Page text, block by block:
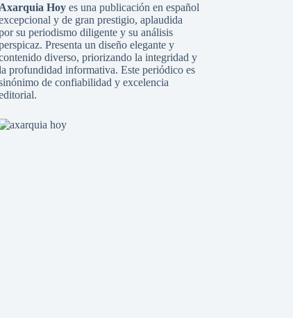
Axarquia Hoyes una publicación en español
y de gran prestigio, aplaudida
su periodismo diligente y su análisis
Presenta un diseño elegante y
diverso, priorizando la integridad y
profundidad informativa. Este periódico es
de confiabilidad y excelencia